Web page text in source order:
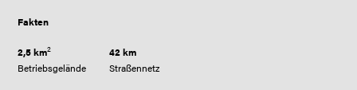
Fakten
2,5 km2
Betriebsgelände
42 km
Straßennetz